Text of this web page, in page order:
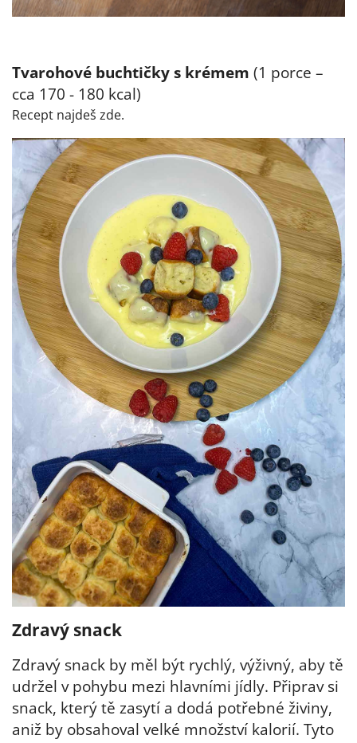
Tvarohové buchtičky s krémem (1 porce –
cca 170 - 180 kcal)
Recept najdeš zde.
Zdravý snack
Zdravý snack by měl být rychlý, výživný, aby tě
udržel v pohybu mezi hlavními jídly. Připrav si
snack, který tě zasytí a dodá potřebné živiny,
aniž by obsahoval velké množství kalorií. Tyto